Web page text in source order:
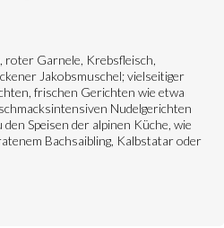
roter Garnele, Krebsfleisch,
Jakobsmuschel; vielseitiger
frischen Gerichten wie etwa
Nudelgerichten
Speisen der alpinen Küche, wie
Bachsaibling, Kalbstatar oder